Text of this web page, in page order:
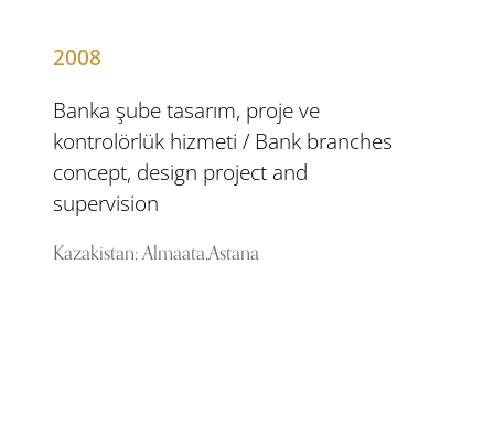
2008
Banka şube tasarım, proje ve
kontrolörlük hizmeti / Bank branches
concept, design project and
supervision
Kazakistan; Almaata,Astana